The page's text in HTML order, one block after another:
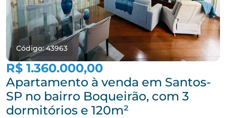
Código: 43963
R$ 1.360.000,00
Apartamento à venda em Santos-
SP no bairro Boqueirão, com 3
dormitórios e 120m²